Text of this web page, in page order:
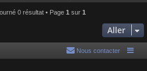
h
e
0 résultat • Page 1 sur 1
Aller
Nous contacter